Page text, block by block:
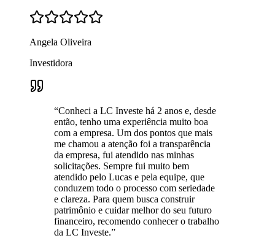
Angela Oliveira
Investidora
“Conheci a LC Investe há 2 anos e, desde
então, tenho uma experiência muito boa
com a empresa. Um dos pontos que mais
me chamou a atenção foi a transparência
da empresa, fui atendido nas minhas
solicitações. Sempre fui muito bem
atendido pelo Lucas e pela equipe, que
conduzem todo o processo com seriedade
e clareza. Para quem busca construir
patrimônio e cuidar melhor do seu futuro
financeiro, recomendo conhecer o trabalho
da LC Investe.”